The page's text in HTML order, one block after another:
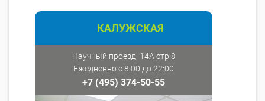
КАЛУЖСКАЯ
Научный проезд, 14А стр.8
Ежедневно с 8:00 до 22:00
+7 (495) 374-50-55